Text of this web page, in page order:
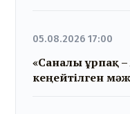
05.08.2026 17:00
«Саналы ұрпақ
кеңейтілген